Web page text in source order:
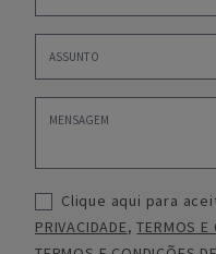
Clique aqui para
PRIVACIDADE,TERMOS E